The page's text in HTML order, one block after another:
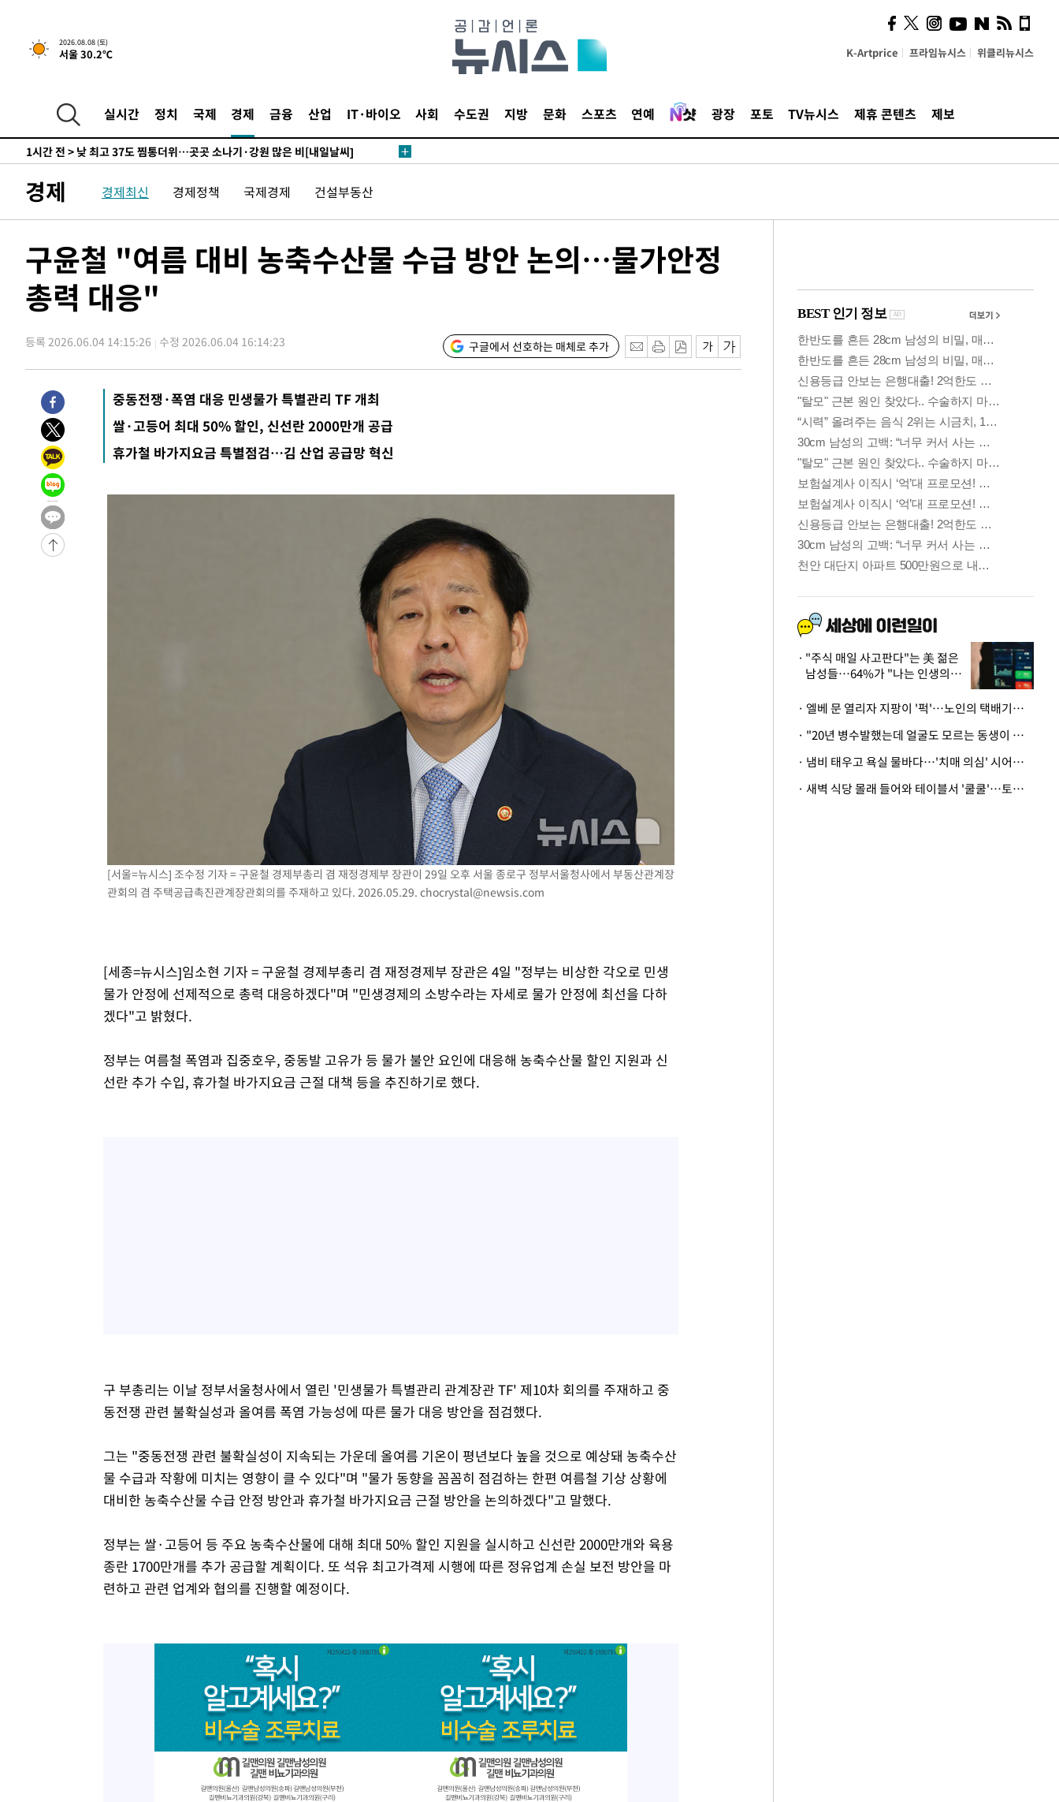
2026.08.08 (토)
서울 30.2℃ K-Artprice 프라임뉴시스 위클리뉴시스
실시간 정치 국제 경제 금융 산업 IT·바이오 사회 수도권 지방 문화 스포츠 연예 광장 포토 TV뉴시스 제휴 콘텐츠 제보
실천"
-5221초 전 >이란, "오만과 '중앙 단일 루트' 합의…북쪽 인바운드·남쪽 아웃바운
드는 임시"
54분 전 >[단독]중수청 지원 검사들, 정원 초과 시 낮은 계급 임용…희망지 못 갈 수
1시간 전 >낮 최고 37도 찜통더위…곳곳 소나기·강원 많은 비[내일날씨]
1시간 전 > SK하이닉스, 용인·청주 팹에 54조 투자…"AI 메모리 수요 선제 대응"
2시간 전 >
3시간 전 >
외국인 심판 성 접대 7경기 들여다보니…한국 축구 '5승 2무'
3시간 전 >[속보]코스닥, 2.86포인트(0.36%) 내린 798.81마감
3시간 전 > [속보]코스피, 6200선 약보합…0.60% 내린 6258.77에 마쳐
3시간 전 >[속보]원·달러 환율, 7.7원 내린 1416.1원 마감
3시간 전 >[속보] 노원서 40.1도 관측…서울, 2018년 이후 첫 40도
3시간 전 >[속보]종합특검, '계엄 수용공간 확보' 신용해 前교정본부장 기소
11시간 압수수색에 성접대 파문까지…'쑥대밭' 된 축구협회
후임
-13706초 전 >
이강인, 폭염 속 AT마드리드 첫 훈련…80명 식사 대접까지(종합)
-10845초 전 >
미 사업체 일자리, 7월에 2.3만개 순감하고 그 전 2개월 10.3만개
하향수정 (2보)
-10293초 전 >
[속보] 미 사업체, 일자리 7월에 2.3만 개 줄어…실업률은 4.1%로
-6156초 전 >
[속보]이 대통령 "부동산 공급 기존 사고방식 매달리지 말고 과감히
실천"
-5241초 전 >
드는 임시"
53분 전 >
53분 전 >
[속보]이 대통령, '호우피해' 안동·의성 관할 4개 면 특별재난지역 선포
54분 전 >
[단독]중수청 지원 검사들, 정원 초과 시 낮은 계급 임용…희망지 못 갈 수
SK하이닉스, 용인·청주 팹에 54조 투자…"AI 메모리 수요 선제 대응"
[속보]종합특검, '계엄 수용공간 확보' 신용해 前교정본부장 기소
외신들도 주목한 韓축구 파문…"국민적 공분에 수사 재개"
11시간 압수수색에 성접대 파문까지…'쑥대밭' 된 축구협회
[속보]규제합리화위원회 부위원장에 김태유 서울대 공대 교수…이병태
경제 경제최신 경제정책 국제경제 건설부동산
구윤철 "여름 대비 농축수산물 수급 방안 논의…물가안정
총력 대응"
등록 2026.06.04 14:15:26 수정 2026.06.04 16:14:23 구글에서 선호하는 매체로 추가
중동전쟁·폭염 대응 민생물가 특별관리 TF 개최
쌀·고등어 최대 50% 할인, 신선란 2000만개 공급
휴가철 바가지요금 특별점검…김 산업 공급망 혁신
[서울=뉴시스] 조수정 기자 = 구윤철 경제부총리 겸 재정경제부 장관이 29일 오후 서울 종로구 정부서울청사에서 부동산관계장
관회의 겸 주택공급촉진관계장관회의를 주재하고 있다. 2026.05.29. chocrystal@newsis.com
[세종=뉴시스]임소현 기자 = 구윤철 경제부총리 겸 재정경제부 장관은 4일 "정부는 비상한 각오로 민생
물가 안정에 선제적으로 총력 대응하겠다"며 "민생경제의 소방수라는 자세로 물가 안정에 최선을 다하
겠다"고 밝혔다.
정부는 여름철 폭염과 집중호우, 중동발 고유가 등 물가 불안 요인에 대응해 농축수산물 할인 지원과 신
선란 추가 수입, 휴가철 바가지요금 근절 대책 등을 추진하기로 했다.
구 부총리는 이날 정부서울청사에서 열린 '민생물가 특별관리 관계장관 TF' 제10차 회의를 주재하고 중
동전쟁 관련 불확실성과 올여름 폭염 가능성에 따른 물가 대응 방안을 점검했다.
그는 "중동전쟁 관련 불확실성이 지속되는 가운데 올여름 기온이 평년보다 높을 것으로 예상돼 농축수산
물 수급과 작황에 미치는 영향이 클 수 있다"며 "물가 동향을 꼼꼼히 점검하는 한편 여름철 기상 상황에
대비한 농축수산물 수급 안정 방안과 휴가철 바가지요금 근절 방안을 논의하겠다"고 말했다.
정부는 쌀·고등어 등 주요 농축수산물에 대해 최대 50% 할인 지원을 실시하고 신선란 2000만개와 육용
종란 1700만개를 추가 공급할 계획이다. 또 석유 최고가격제 시행에 따른 정유업계 손실 보전 방안을 마
련하고 관련 업계와 협의를 진행할 예정이다.
시, 스마트폰 액세서리에
NFC 더했다
"주식 매일 사고판다"는 美 젊은
남성들…64%가 "나는 인생의
· 엘베 문 열리자 지팡이 '퍽'…노인의 택배기사 폭행 이유
· "20년 병수발했는데 얼굴도 모르는 동생이 유산 절반을"…배다른 형제 상속권 있을까
· 냄비 태우고 욕실 물바다…'치매 의심' 시어머니 검사 권유했다가 '날벼락'
· 새벽 식당 몰래 들어와 테이블서 '쿨쿨'…토사물 남기고 사라진 남성